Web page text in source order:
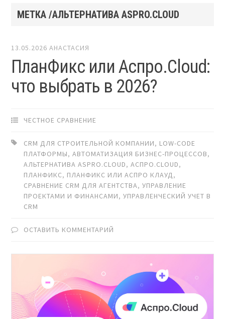
МЕТКА /АЛЬТЕРНАТИВА ASPRO.CLOUD
13.05.2026 АНАСТАСИЯ
ПланФикс или Аспро.Cloud:
что выбрать в 2026?
ЧЕСТНОЕ СРАВНЕНИЕ
CRM ДЛЯ СТРОИТЕЛЬНОЙ КОМПАНИИ, LOW-CODE
ПЛАТФОРМЫ,АВТОМАТИЗАЦИЯ БИЗНЕС-ПРОЦЕССОВ,
АЛЬТЕРНАТИВА ASPRO.CLOUD,АСПРО.CLOUD,
ПЛАНФИКС, ПЛАНФИКС ИЛИ АСПРО КЛАУД ,
СРАВНЕНИЕ CRM ДЛЯ АГЕНТСТВА,УПРАВЛЕНИЕ
ПРОЕКТАМИ И ФИНАНСАМИ,УПРАВЛЕНЧЕСКИЙ УЧЕТ В
CRM
ОСТАВИТЬ КОММЕНТАРИЙ